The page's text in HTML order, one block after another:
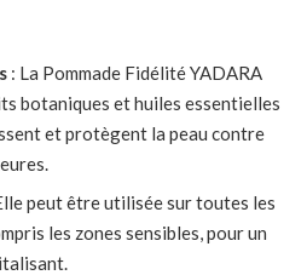
: La Pommade Fidélité YADARA
botaniques et huiles essentielles
et protègent la peau contre
peut être utilisée sur toutes les
les zones sensibles, pour un